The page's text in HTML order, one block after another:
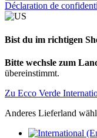
Déclaration de
Bist du im richtigen
Bitte wechsle zum
übereinstimmt.
Zu Ecco Verde
Anderes Lieferland